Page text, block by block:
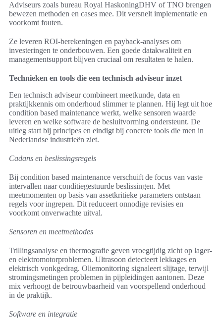
Adviseurs zoals bureau Royal HaskoningDHV of TNO brengen
bewezen methoden en cases mee. Dit versnelt implementatie en
voorkomt fouten.
Ze leveren ROI-berekeningen en payback-analyses om
investeringen te onderbouwen. Een goede datakwaliteit en
managementsupport blijven cruciaal om resultaten te halen.
Technieken en tools die een technisch adviseur inzet
Een technisch adviseur combineert meetkunde, data en
praktijkkennis om onderhoud slimmer te plannen. Hij legt uit hoe
condition based maintenance werkt, welke sensoren waarde
leveren en welke software de besluitvorming ondersteunt. De
uitleg start bij principes en eindigt bij concrete tools die men in
Nederlandse industrieën ziet.
Cadans en beslissingsregels
Bij condition based maintenance verschuift de focus van vaste
intervallen naar conditiegestuurde beslissingen. Met
meetmomenten op basis van assetkritieke parameters ontstaan
regels voor ingrepen. Dit reduceert onnodige revisies en
voorkomt onverwachte uitval.
Sensoren en meetmethodes
Trillingsanalyse en thermografie geven vroegtijdig zicht op lager-
en elektromotorproblemen. Ultrasoon detecteert lekkages en
elektrisch vonkgedrag. Oliemonitoring signaleert slijtage, terwijl
stromingsmetingen problemen in pijpleidingen aantonen. Deze
mix verhoogt de betrouwbaarheid van voorspellend onderhoud
in de praktijk.
Software en integratie